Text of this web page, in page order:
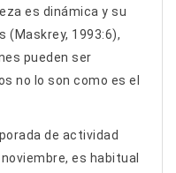
es dinámica y su
(Maskrey, 1993:6),
pueden ser
no lo son como es el
de actividad
es habitual